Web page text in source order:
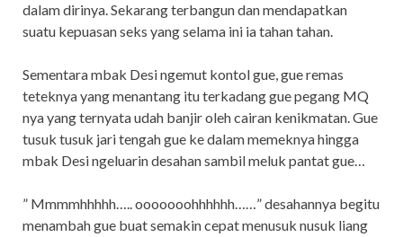
dalam dirinya. Sekarang terbangun dan mendapatkan
suatu kepuasan seks yang selama ini ia tahan tahan.
Sementara mbak Desi ngemut kontol gue, gue remas
teteknya yang menantang itu terkadang gue pegang MQ
nya yang ternyata udah banjir oleh cairan kenikmatan. Gue
tusuk tusuk jari tengah gue ke dalam memeknya hingga
mbak Desi ngeluarin desahan sambil meluk pantat gue…
” Mmmmhhhhh….. ooooooohhhhhh……” desahannya begitu
menambah gue buat semakin cepat menusuk nusuk liang